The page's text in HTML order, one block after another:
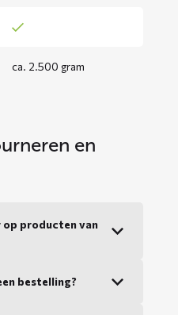
ca. 2.500 gram
en
producten van
bestelling?